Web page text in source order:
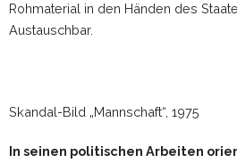
Rohmaterial in den Händen des
Austauschbar.
Skandal-Bild „Mannschaft“, 1975
In seinen politischen Arbeiten